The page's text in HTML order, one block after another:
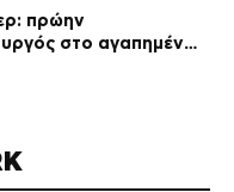
πρώην
στο αγαπημένο